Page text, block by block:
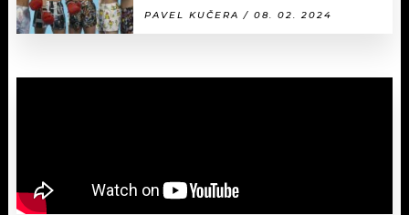
PAVEL KUČERA / 08. 02. 2024